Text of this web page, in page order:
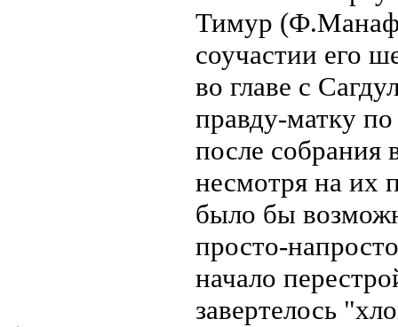
Тимур
соучастии его
во главе с
правду-матку
после собрания
несмотря на их
было бы
просто-
начало
завертелось